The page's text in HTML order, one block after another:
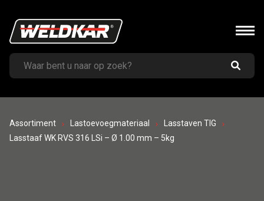
Assortiment Lastoevoegmateriaal
Lasstaven TIG
Lasstaaf WK RVS 316 LSi – Ø 1.00 mm – 5kg